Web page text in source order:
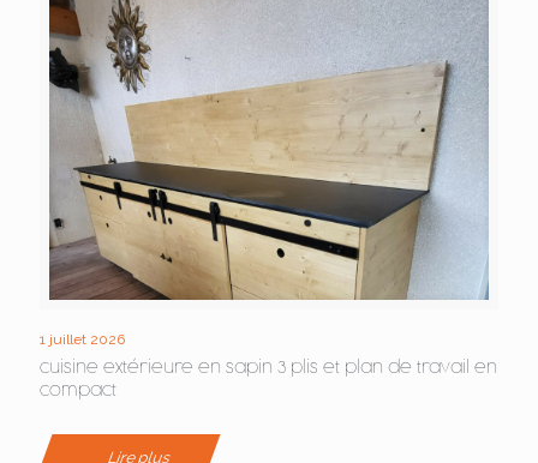
1 juillet 2026
cuisine extérieure en sapin 3 plis et plan de travail en
compact
Lire plus